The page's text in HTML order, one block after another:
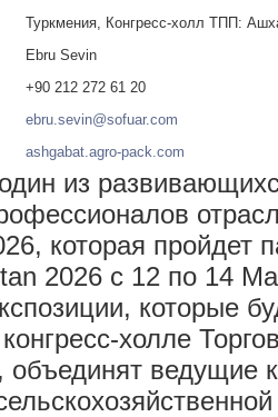
Туркмения, Конгресс-холл ТПП:
Ebru Sevin
+90 212 272 61 20
ebru.sevin@sofuar.com
ashgabat.agro-pack.com
из
которая пройдет
2026 с 12 по 14
которые
холле
объединят ведущие